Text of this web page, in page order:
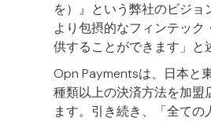
を）』という弊社のビジョ
より包摂的なフィンテック
供することができます」と
Opn Paymentsは、日本と
種類以上の決済方法を加盟
ます。引き続き、「全ての